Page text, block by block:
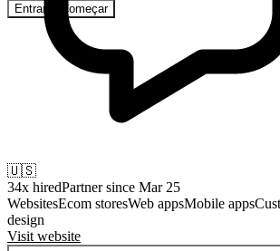
Entrar Começar
🇺🇸
34x hiredPartner since Mar 25
WebsitesEcom storesWeb appsMobile apps
design
Visit website